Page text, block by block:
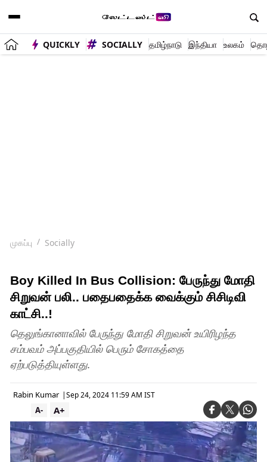
QUICKLY SOCIALLY தமிழ்நாடு இந்தியா உலகம்
முகப்பு Socially
Boy Killed In Bus Collision: பேருந்து மோதி
சிறுவன் பலி.. பதைபதைக்க வைக்கும் சிசிடிவி
காட்சி..!
தெலுங்கானாவில் பேருந்து மோதி சிறுவன் உயிரிழந்த
சம்பவம் அப்பகுதியில் பெரும் சோகத்தை
ஏற்படுத்தியுள்ளது.
Rabin Kumar |Sep 24, 2024 11:59 AM IST
A+
A-